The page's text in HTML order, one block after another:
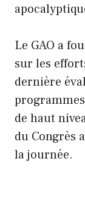
Le GAO a
sur les
dernière
de haut
du Congrès
la journée.